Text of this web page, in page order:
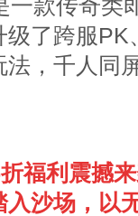
一款传奇类
了跨服
，千人同
福利震撼
沙场，以